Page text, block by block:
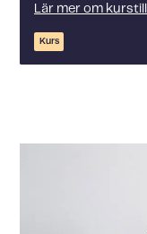
Lär mer om
Kurs